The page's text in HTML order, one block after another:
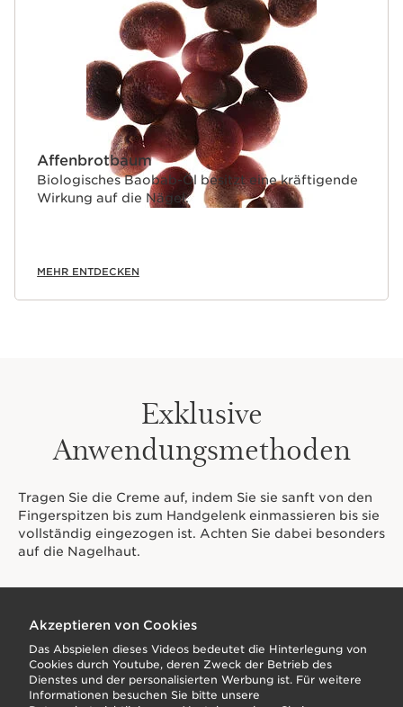
Affenbrotbaum
Biologisches Baobab-Öl besitzt eine kräftigende
Wirkung auf die Nägel.
MEHR ENTDECKEN
Exklusive
Anwendungsmethoden
Tragen Sie die Creme auf, indem Sie sie sanft von den
Fingerspitzen bis zum Handgelenk einmassieren bis sie
vollständig eingezogen ist. Achten Sie dabei besonders
auf die Nagelhaut.
Akzeptieren von Cookies
Das Abspielen dieses Videos bedeutet die Hinterlegung von
Cookies durch Youtube, deren Zweck der Betrieb des
Dienstes und der personalisierten Werbung ist. Für weitere
Informationen besuchen Sie bitte unsere